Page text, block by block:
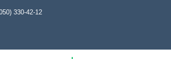
330-42-12